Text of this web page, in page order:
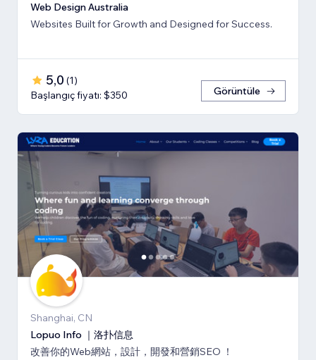
Web Design Australia
Websites Built for Growth and Designed for Success.
5,0 (1)
Başlangıç fiyatı: $350
Görüntüle
Shanghai, CN
Lopuo Info ｜洛扑信息
改善你的Web網站，設計，開發和營銷SEO ！